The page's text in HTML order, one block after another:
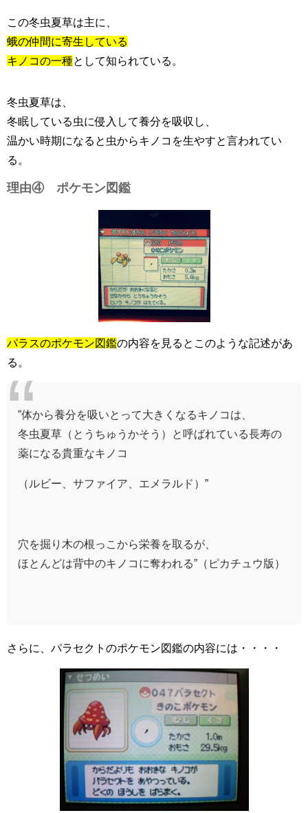
この冬虫夏草は主に、
蛾の仲間に寄生している
キノコの一種として知られている。
冬虫夏草は、
冬眠している虫に侵入して養分を吸収し、
温かい時期になると虫からキノコを生やすと言われてい
る。
理由④ ポケモン図鑑
パラスのポケモン図鑑の内容を見るとこのような記述があ
る。
”体から養分を吸いとって大きくなるキノコは、
冬虫夏草（とうちゅうかそう）と呼ばれている長寿の
薬になる貴重なキノコ
（ルビー、サファイア、エメラルド）”
穴を掘り木の根っこから栄養を取るが、
ほとんどは背中のキノコに奪われる”（ピカチュウ版）
さらに、パラセクトのポケモン図鑑の内容には・・・・